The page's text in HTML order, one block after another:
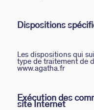
Dispositions
Les dispositions qui
type de traitement de
www.agatha.fr
Exécution des
site Internet